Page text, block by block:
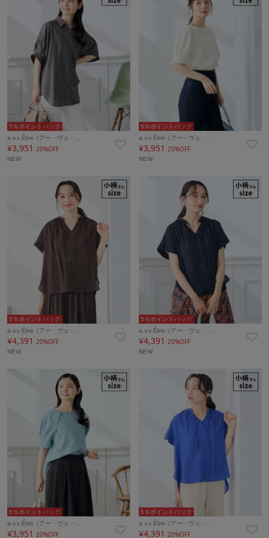
5％ポイントバック
a.v.v Élmi（アー・ヴェ・…
¥3,951 20%OFF
NEW
5％ポイントバック
a.v.v Élmi（アー・ヴェ・…
¥3,95120%OFF
NEW
5％ポイントバック
a.v.v Élmi（アー・ヴェ・…
¥4,391 20%OFF
NEW
5％ポイントバック
a.v.v Élmi（アー・ヴェ・…
¥4,39120%OFF
NEW
5％ポイントバック
a.v.v Élmi（アー・ヴェ・…
¥3,951 20%OFF
5％ポイントバック
a.v.v Élmi（アー・ヴェ・…
¥4,391 20%OFF